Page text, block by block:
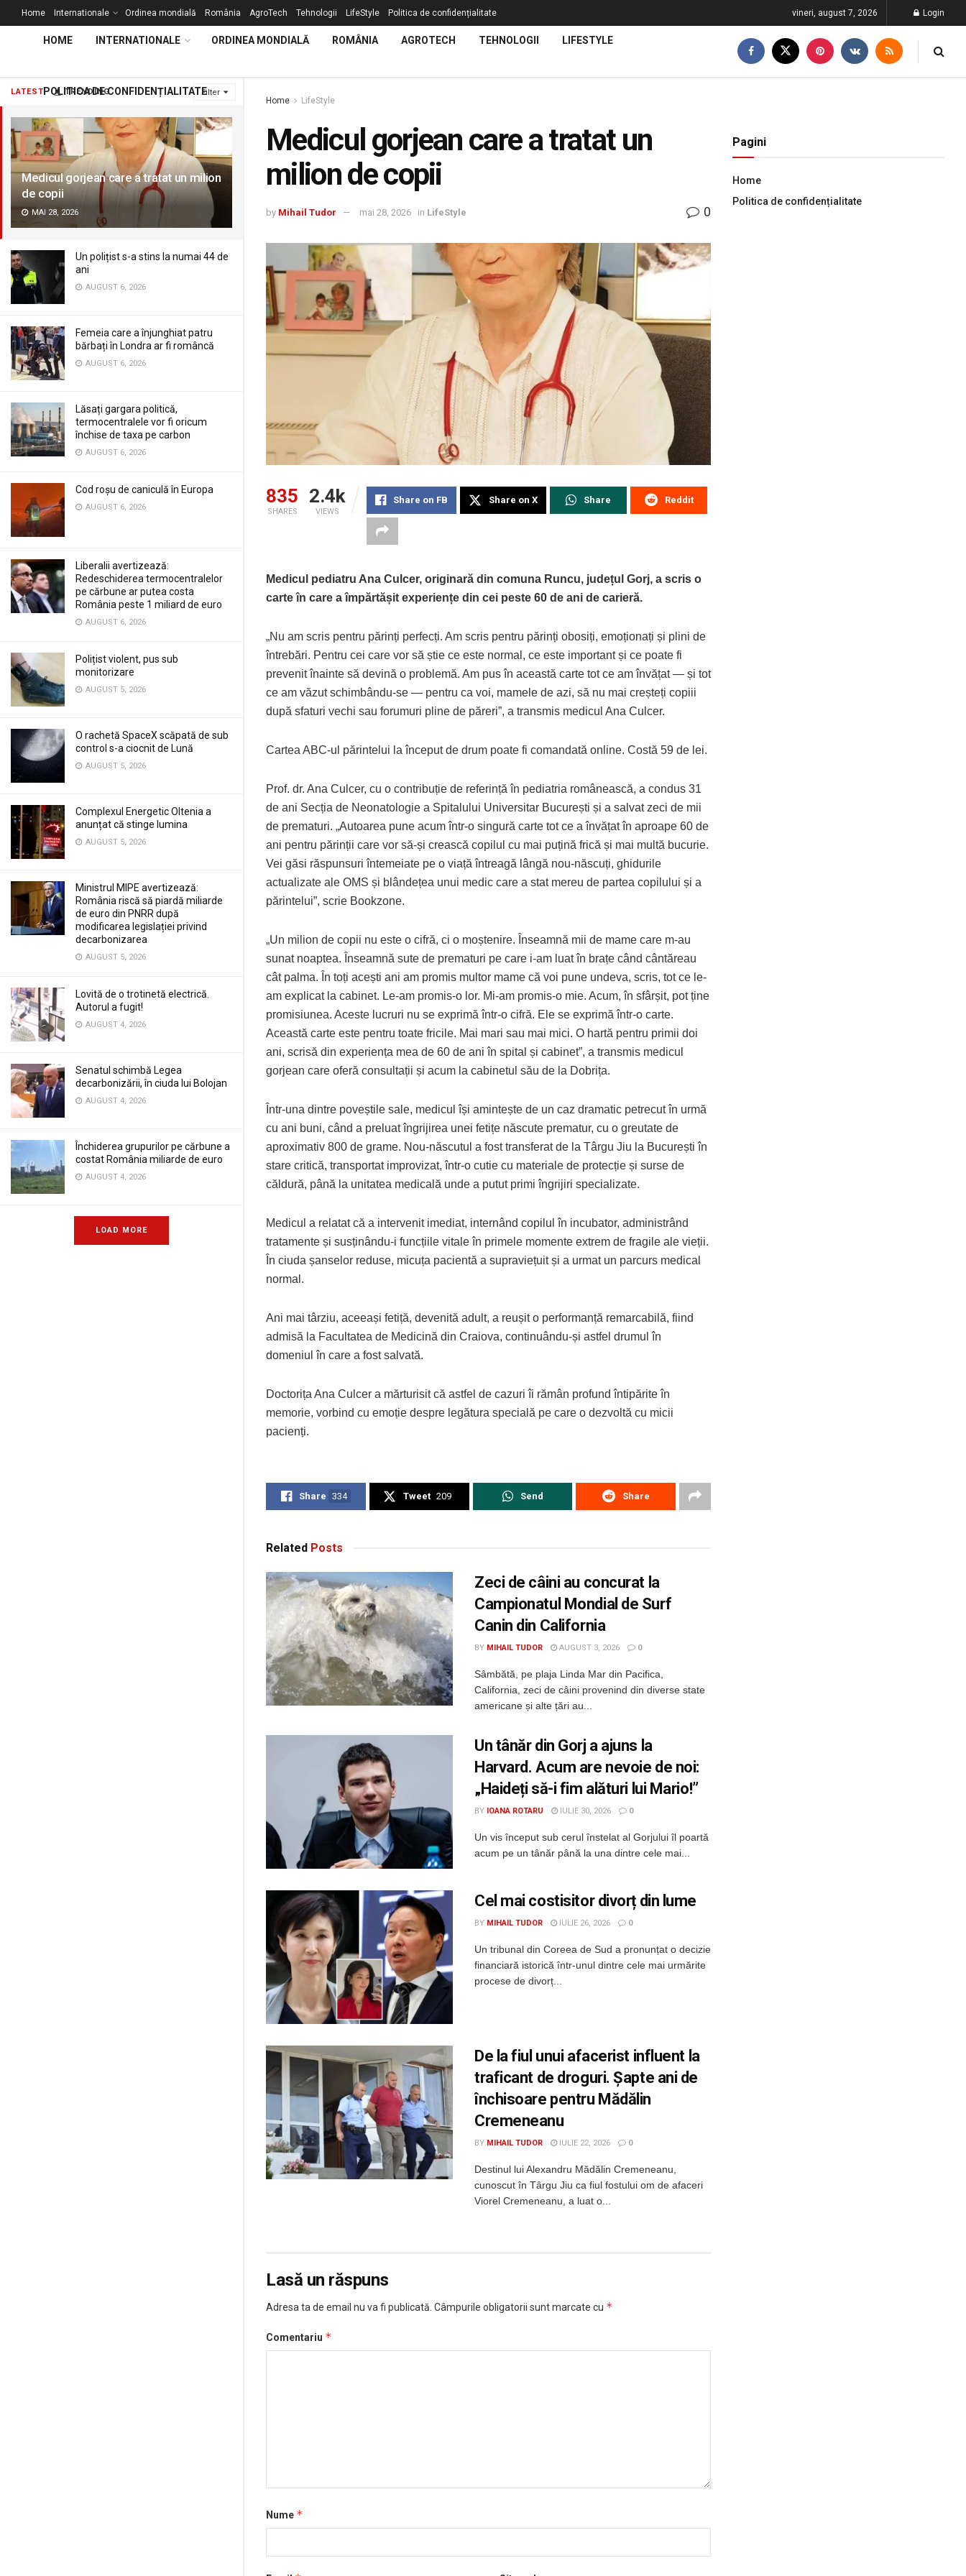
LATEST TRENDING Filter
Medicul gorjean care a tratat un milion
de copii
MAI 28, 2026
Un polițist s-a stins la numai 44 de
ani
AUGUST 6, 2026
Femeia care a înjunghiat patru
bărbați în Londra ar fi româncă
AUGUST 6, 2026
Lăsați gargara politică,
termocentralele vor fi oricum
închise de taxa pe carbon
AUGUST 6, 2026
Cod roșu de caniculă în Europa
AUGUST 6, 2026
Liberalii avertizează:
Redeschiderea termocentralelor
pe cărbune ar putea costa
România peste 1 miliard de euro
AUGUST 6, 2026
Polițist violent, pus sub
monitorizare
AUGUST 5, 2026
O rachetă SpaceX scăpată de sub
control s-a ciocnit de Lună
AUGUST 5, 2026
Complexul Energetic Oltenia a
anunțat că stinge lumina
AUGUST 5, 2026
Ministrul MIPE avertizează:
România riscă să piardă miliarde
de euro din PNRR după
modificarea legislației privind
decarbonizarea
AUGUST 5, 2026
Lovită de o trotinetă electrică.
Autorul a fugit!
AUGUST 4, 2026
Senatul schimbă Legea
decarbonizării, în ciuda lui Bolojan
AUGUST 4, 2026
Închiderea grupurilor pe cărbune a
costat România miliarde de euro
AUGUST 4, 2026
LOAD MORE
Home Internationale Ordinea mondială România AgroTech Tehnologii LifeStyle Politica de confidențialitate vineri, august 7, 2026 Login
HOME INTERNATIONALE ORDINEA MONDIALĂ ROMÂNIA AGROTECH TEHNOLOGII LIFESTYLE
POLITICA DE CONFIDENȚIALITATE
Home LifeStyle
Medicul gorjean care a tratat un
milion de copii
by Mihail Tudor mai 28, 2026 in LifeStyle 0
835
SHARES
2.4k
VIEWS
Share on FB Share on X Share Reddit
Medicul pediatru Ana Culcer, originară din comuna Runcu, județul Gorj, a scris o
carte în care a împărtășit experiențe din cei peste 60 de ani de carieră.
„Nu am scris pentru părinți perfecți. Am scris pentru părinți obosiți, emoționați și plini de
întrebări. Pentru cei care vor să știe ce este normal, ce este important și ce poate fi
prevenit înainte să devină o problemă. Am pus în această carte tot ce am învățat — și tot
ce am văzut schimbându-se — pentru ca voi, mamele de azi, să nu mai creșteți copiii
după sfaturi vechi sau forumuri pline de păreri”, a transmis medicul Ana Culcer.
Cartea ABC-ul părintelui la început de drum poate fi comandată online. Costă 59 de lei.
Prof. dr. Ana Culcer, cu o contribuție de referință în pediatria românească, a condus 31
de ani Secția de Neonatologie a Spitalului Universitar București și a salvat zeci de mii
de prematuri. „Autoarea pune acum într-o singură carte tot ce a învățat în aproape 60 de
ani pentru părinții care vor să-și crească copilul cu mai puțină frică și mai multă bucurie.
Vei găsi răspunsuri întemeiate pe o viață întreagă lângă nou-născuți, ghidurile
actualizate ale OMS și blândețea unui medic care a stat mereu de partea copilului și a
părintelui”, scrie Bookzone.
„Un milion de copii nu este o cifră, ci o moștenire. Înseamnă mii de mame care m-au
sunat noaptea. Înseamnă sute de prematuri pe care i-am luat în brațe când cântăreau
cât palma. În toți acești ani am promis multor mame că voi pune undeva, scris, tot ce le-
am explicat la cabinet. Le-am promis-o lor. Mi-am promis-o mie. Acum, în sfârșit, pot ține
promisiunea. Aceste lucruri nu se exprimă într-o cifră. Ele se exprimă într-o carte.
Această carte este pentru toate fricile. Mai mari sau mai mici. O hartă pentru primii doi
ani, scrisă din experiența mea de 60 de ani în spital și cabinet”, a transmis medicul
gorjean care oferă consultații și acum la cabinetul său de la Dobrița.
Într-una dintre poveștile sale, medicul își amintește de un caz dramatic petrecut în urmă
cu ani buni, când a preluat îngrijirea unei fetițe născute prematur, cu o greutate de
aproximativ 800 de grame. Nou-născutul a fost transferat de la Târgu Jiu la București în
stare critică, transportat improvizat, într-o cutie cu materiale de protecție și surse de
căldură, până la unitatea medicală unde a putut primi îngrijiri specializate.
Medicul a relatat că a intervenit imediat, internând copilul în incubator, administrând
tratamente și susținându-i funcțiile vitale în primele momente extrem de fragile ale vieții.
În ciuda șanselor reduse, micuța pacientă a supraviețuit și a urmat un parcurs medical
normal.
Ani mai târziu, aceeași fetiță, devenită adult, a reușit o performanță remarcabilă, fiind
admisă la Facultatea de Medicină din Craiova, continuându-și astfel drumul în
domeniul în care a fost salvată.
Doctorița Ana Culcer a mărturisit că astfel de cazuri îi rămân profund întipărite în
memorie, vorbind cu emoție despre legătura specială pe care o dezvoltă cu micii
pacienți.
Share 334 Tweet 209 Send Share
Related Posts
Zeci de câini au concurat la
Campionatul Mondial de Surf
Canin din California
BY MIHAIL TUDOR AUGUST 3, 2026 0
Sâmbătă, pe plaja Linda Mar din Pacifica,
California, zeci de câini provenind din diverse state
americane și alte țări au...
Un tânăr din Gorj a ajuns la
Harvard. Acum are nevoie de noi:
„Haideți să-i fim alături lui Mario!”
BY IOANA ROTARU IULIE 30, 2026 0
Un vis început sub cerul înstelat al Gorjului îl poartă
acum pe un tânăr până la una dintre cele mai...
Cel mai costisitor divorț din lume
BY MIHAIL TUDOR IULIE 26, 2026 0
Un tribunal din Coreea de Sud a pronunțat o decizie
financiară istorică într-unul dintre cele mai urmărite
procese de divorț...
De la fiul unui afacerist influent la
traficant de droguri. Șapte ani de
închisoare pentru Mădălin
Cremeneanu
BY MIHAIL TUDOR IULIE 22, 2026 0
Destinul lui Alexandru Mădălin Cremeneanu,
cunoscut în Târgu Jiu ca fiul fostului om de afaceri
Viorel Cremeneanu, a luat o...
Lasă un răspuns
Adresa ta de email nu va fi publicată. Câmpurile obligatorii sunt marcate cu *
Comentariu *
Nume *
Pagini
Home
Politica de confidențialitate